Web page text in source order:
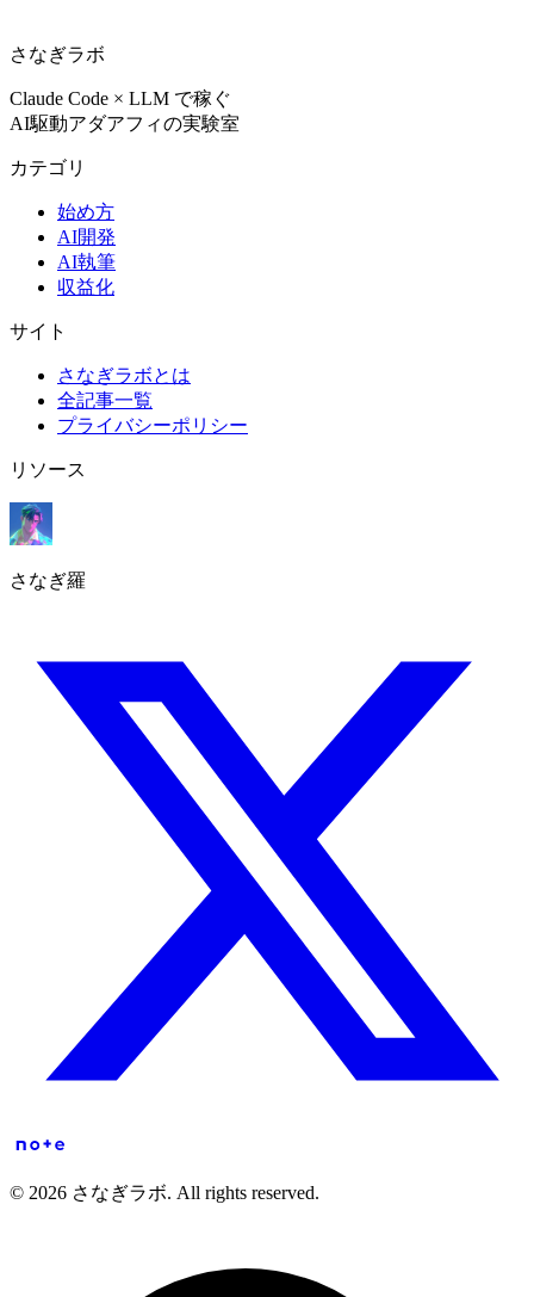
さなぎラボ
Claude Code × LLM で稼ぐ
AI駆動アダアフィの実験室
カテゴリ
始め方
AI開発
AI執筆
収益化
サイト
さなぎラボとは
全記事一覧
プライバシーポリシー
リソース
さなぎ羅
© 2026 さなぎラボ. All rights reserved.